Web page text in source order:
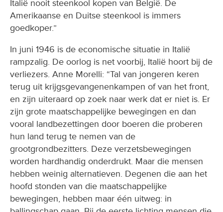
Italië nooit steenkool kopen van België. De
Amerikaanse en Duitse steenkool is immers
goedkoper.”
In juni 1946 is de economische situatie in Italië
rampzalig. De oorlog is net voorbij, Italië hoort bij de
verliezers. Anne Morelli: “Tal van jongeren keren
terug uit krijgsgevangenenkampen of van het front,
en zijn uiteraard op zoek naar werk dat er niet is. Er
zijn grote maatschappelijke bewegingen en dan
vooral landbezettingen door boeren die proberen
hun land terug te nemen van de
grootgrondbezitters. Deze verzetsbewegingen
worden hardhandig onderdrukt. Maar die mensen
hebben weinig alternatieven. Degenen die aan het
hoofd stonden van die maatschappelijke
bewegingen, hebben maar één uitweg: in